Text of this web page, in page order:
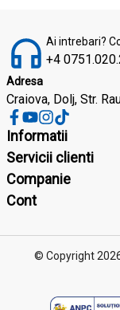
Ai intrebari?
+4
Adresa
Craiova, Dolj, Str.
Informatii
Servicii clienti
Companie
Cont
© Copyright